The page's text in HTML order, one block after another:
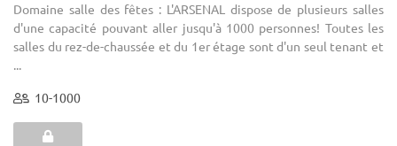
Domaine salle des fêtes : L'ARSENAL dispose de plusieurs salles
d'une capacité pouvant aller jusqu'à 1000 personnes! Toutes les
salles du rez-de-chaussée et du 1er étage sont d'un seul tenant et
...
10-1000